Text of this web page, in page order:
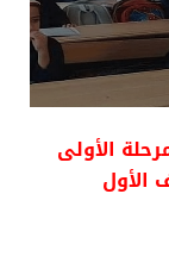
الأولى
الأول